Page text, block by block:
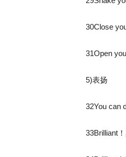
30Close
31Open your
5)表扬
32You can
33Brilliant！